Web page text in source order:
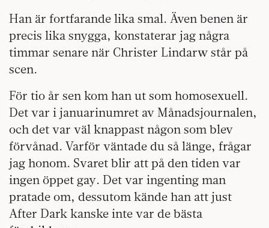
Han är fortfarande lika smal. Även benen är
precis lika snygga, konstaterar jag några
timmar senare när Christer Lindarw står på
scen.
För tio år sen kom han ut som homosexuell.
Det var i januari­numret av Månadsjournalen,
och det var väl knappast någon som blev
förvånad. Varför väntade du så länge, frågar
jag honom. Svaret blir att på den tiden var
ingen öppet gay. Det var ingenting man
pratade om, dessutom kände han att just
After Dark kanske inte var de bästa